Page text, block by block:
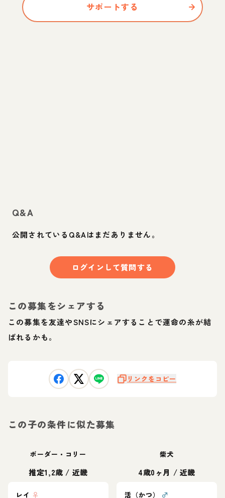
サポートする
Q&A
公開されているQ&Aはまだありません。
ログインして質問する
この募集をシェアする
この募集を友達やSNSにシェアすることで運命の糸が結
ばれるかも。
リンクをコピー
この子の条件に似た募集
ボーダー・コリー
推定1,2歳 / 近畿
レイ ♀
柴犬
4歳0ヶ月 / 近畿
活（かつ） ♂